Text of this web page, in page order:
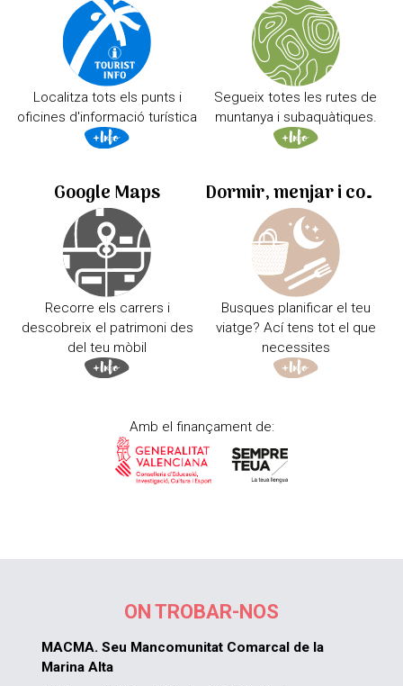
Localitza tots els punts i
oficines d'informació turística
Segueix totes les rutes de
muntanya i subaquàtiques.
Google Maps
Recorre els carrers i
descobreix el patrimoni des
del teu mòbil
Dormir, menjar i comprar
Busques planificar el teu
viatge? Ací tens tot el que
necessites
Amb el finançament de:
ON TROBAR-NOS
MACMA. Seu Mancomunitat Comarcal de la
Marina Alta